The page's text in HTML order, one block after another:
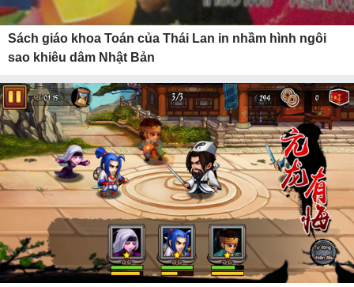
Sách giáo khoa Toán của Thái Lan in nhầm hình ngôi
sao khiêu dâm Nhật Bản